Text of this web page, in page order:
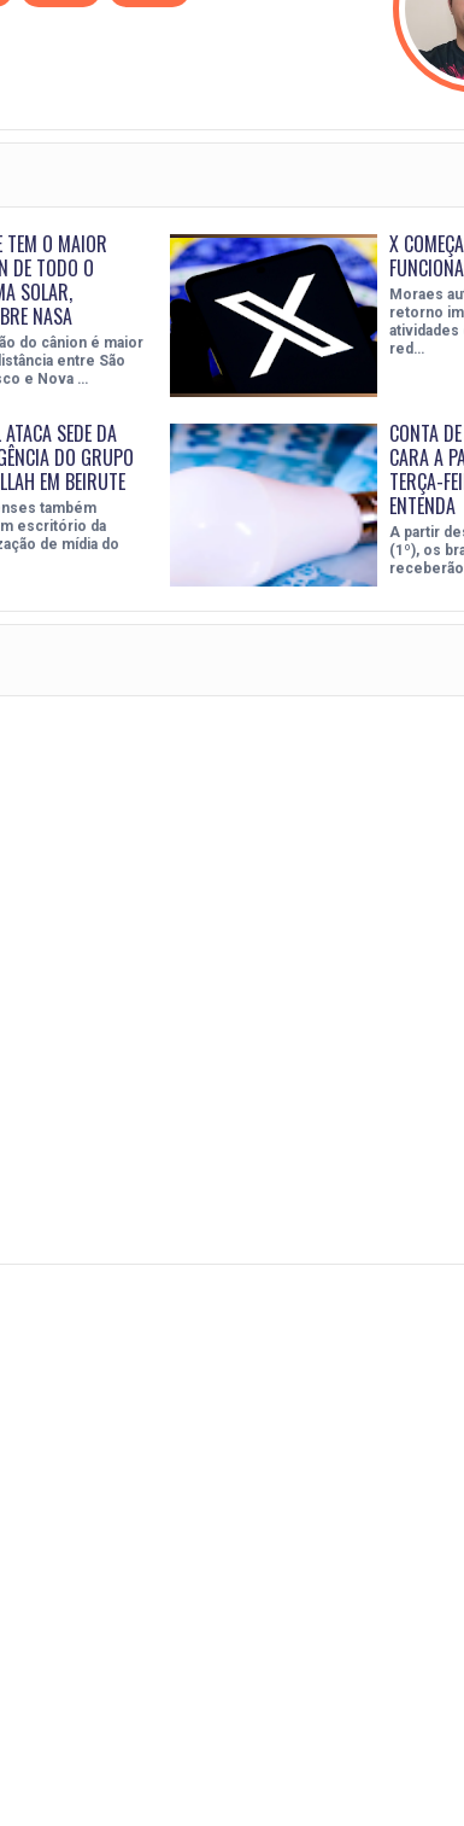
TEM O MAIOR
DE TODO O
SOLAR,
NASA
do cânion é maior
entre São
e Nova …
X
Moraes
retorno
atividades
red…
ATACA SEDE DA
DO GRUPO
EM BEIRUTE
também
escritório da
de mídia do
CONTA
CARA A
TERÇA-
ENTENDA
A partir
(1º), os